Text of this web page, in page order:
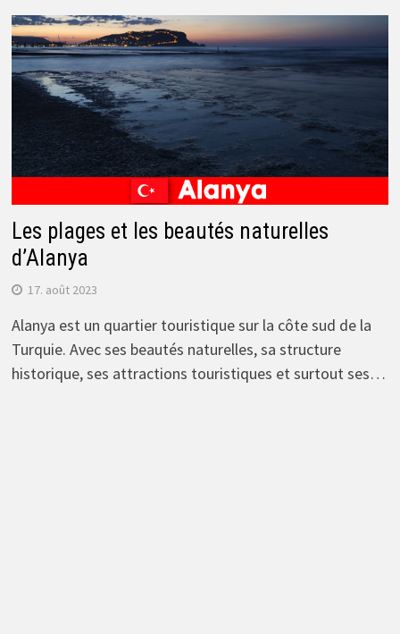
Les plages et les beautés naturelles
d’Alanya
17. août 2023
Alanya est un quartier touristique sur la côte sud de la
Turquie. Avec ses beautés naturelles, sa structure
historique, ses attractions touristiques et surtout ses…